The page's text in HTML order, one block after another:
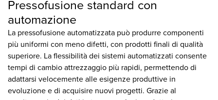
Pressofusione standard con
automazione
La pressofusione automatizzata può produrre componenti
più uniformi con meno difetti, con prodotti finali di qualità
superiore. La flessibilità dei sistemi automatizzati consente
tempi di cambio attrezzaggio più rapidi, permettendo di
adattarsi velocemente alle esigenze produttive in
evoluzione e di acquisire nuovi progetti. Grazie al